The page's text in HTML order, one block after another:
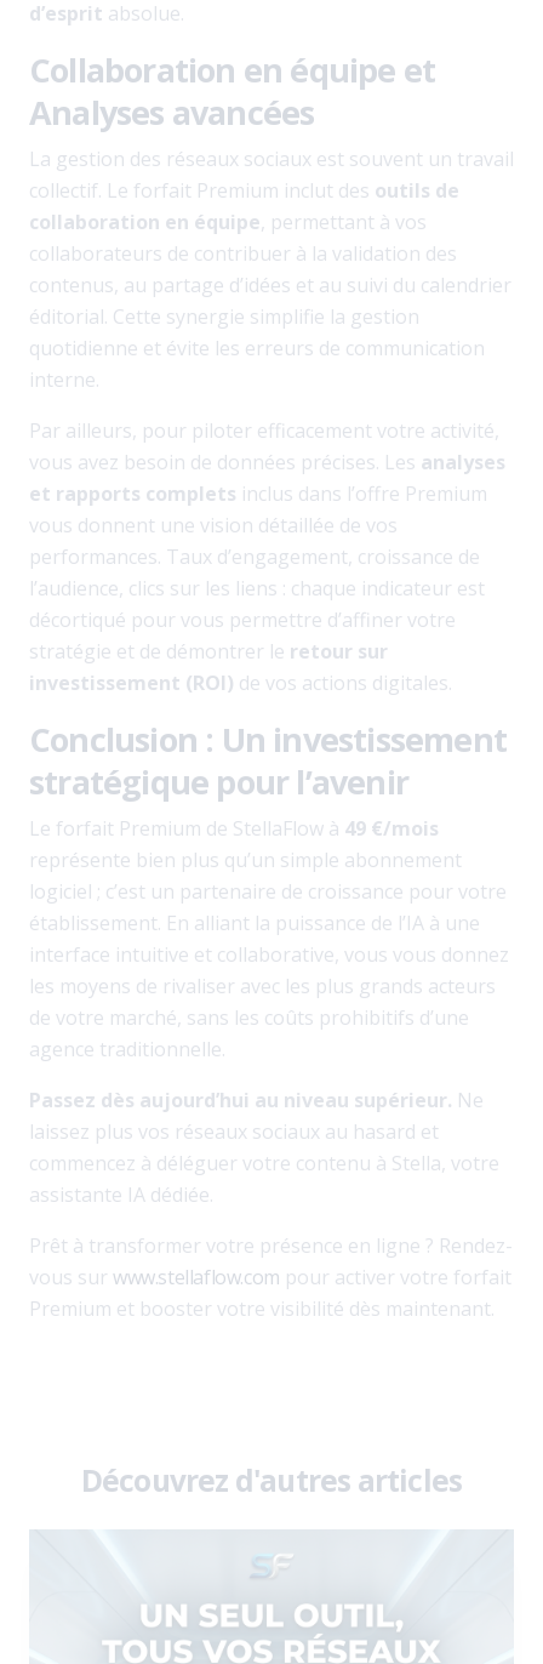
d’esprit absolue.
Collaboration en équipe et
Analyses avancées
La gestion des réseaux sociaux est souvent un travail
collectif. Le forfait Premium inclut des outils de
collaboration en équipe, permettant à vos
collaborateurs de contribuer à la validation des
contenus, au partage d’idées et au suivi du calendrier
éditorial. Cette synergie simplifie la gestion
quotidienne et évite les erreurs de communication
interne.
Par ailleurs, pour piloter efficacement votre activité,
vous avez besoin de données précises. Les analyses
et rapports complets inclus dans l’offre Premium
vous donnent une vision détaillée de vos
performances. Taux d’engagement, croissance de
l’audience, clics sur les liens : chaque indicateur est
décortiqué pour vous permettre d’affiner votre
stratégie et de démontrer le retour sur
investissement (ROI) de vos actions digitales.
Conclusion : Un investissement
stratégique pour l’avenir
Le forfait Premium de StellaFlow à 49 €/mois
représente bien plus qu’un simple abonnement
logiciel ; c’est un partenaire de croissance pour votre
établissement. En alliant la puissance de l’IA à une
interface intuitive et collaborative, vous vous donnez
les moyens de rivaliser avec les plus grands acteurs
de votre marché, sans les coûts prohibitifs d’une
agence traditionnelle.
Passez dès aujourd’hui au niveau supérieur. Ne
laissez plus vos réseaux sociaux au hasard et
commencez à déléguer votre contenu à Stella, votre
assistante IA dédiée.
Prêt à transformer votre présence en ligne ? Rendez-
vous sur www.stellaflow.com pour activer votre forfait
Premium et booster votre visibilité dès maintenant.
Découvrez d'autres articles